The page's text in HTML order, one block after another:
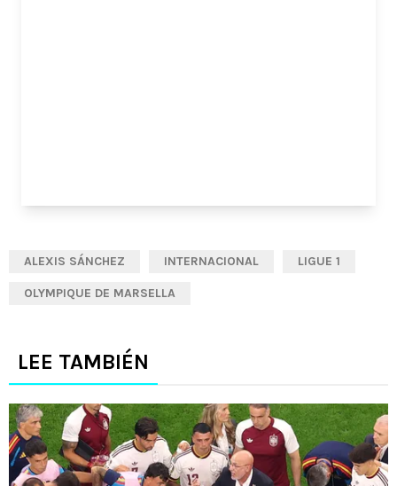
ALEXIS SÁNCHEZ INTERNACIONAL LIGUE 1
OLYMPIQUE DE MARSELLA
LEE TAMBIÉN